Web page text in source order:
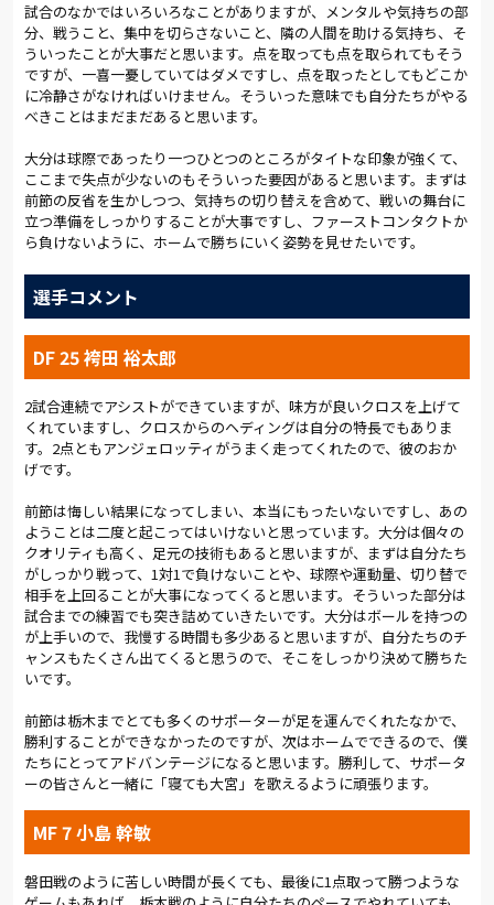
試合のなかではいろいろなことがありますが、メンタルや気持ちの部
分、戦うこと、集中を切らさないこと、隣の人間を助ける気持ち、そ
ういったことが大事だと思います。点を取っても点を取られてもそう
ですが、一喜一憂していてはダメですし、点を取ったとしてもどこか
に冷静さがなければいけません。そういった意味でも自分たちがやる
べきことはまだまだあると思います。
大分は球際であったり一つひとつのところがタイトな印象が強くて、
ここまで失点が少ないのもそういった要因があると思います。まずは
前節の反省を生かしつつ、気持ちの切り替えを含めて、戦いの舞台に
立つ準備をしっかりすることが大事ですし、ファーストコンタクトか
ら負けないように、ホームで勝ちにいく姿勢を見せたいです。
選手コメント
DF 25 袴田 裕太郎
2試合連続でアシストができていますが、味方が良いクロスを上げて
くれていますし、クロスからのヘディングは自分の特長でもありま
す。2点ともアンジェロッティがうまく走ってくれたので、彼のおか
げです。
前節は悔しい結果になってしまい、本当にもったいないですし、あの
ようことは二度と起こってはいけないと思っています。大分は個々の
クオリティも高く、足元の技術もあると思いますが、まずは自分たち
がしっかり戦って、1対1で負けないことや、球際や運動量、切り替で
相手を上回ることが大事になってくると思います。そういった部分は
試合までの練習でも突き詰めていきたいです。大分はボールを持つの
が上手いので、我慢する時間も多少あると思いますが、自分たちのチ
ャンスもたくさん出てくると思うので、そこをしっかり決めて勝ちた
いです。
前節は栃木までとても多くのサポーターが足を運んでくれたなかで、
勝利することができなかったのですが、次はホームでできるので、僕
たちにとってアドバンテージになると思います。勝利して、サポータ
ーの皆さんと一緒に「寝ても大宮」を歌えるように頑張ります。
MF 7 小島 幹敏
磐田戦のように苦しい時間が長くても、最後に1点取って勝つような